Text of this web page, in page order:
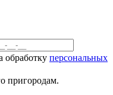
обработку персональных
пригородам.